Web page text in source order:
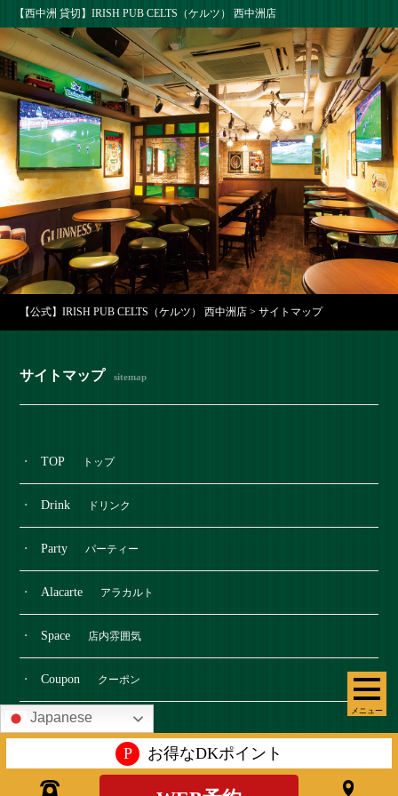
【西中洲 貸切】IRISH PUB CELTS（ケルツ） 西中洲店
メニュー
【公式】IRISH PUB CELTS（ケルツ） 西中洲店 >サイトマップ
サイトマップ sitemap
TOP トップ
Drink ドリンク
Party パーティー
Alacarte アラカルト
Space 店内雰囲気
Coupon クーポン
News 新着情報
Blog ブログ
Japanese
P お得なDKポイント